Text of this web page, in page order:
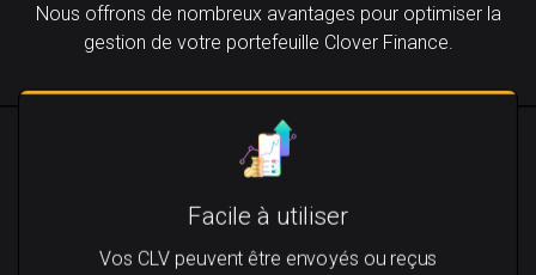
Nous offrons de nombreux avantages pour optimiser la
gestion de votre portefeuille Clover Finance.
Facile à utiliser
Vos CLV peuvent être envoyés ou reçus